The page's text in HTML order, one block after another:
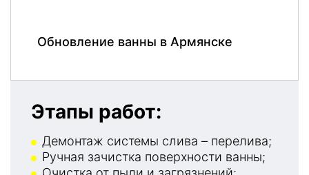
Обновление ванны в Армянске
Этапы работ:
Демонтаж системы слива – перелива;
Ручная зачистка поверхности ванны;